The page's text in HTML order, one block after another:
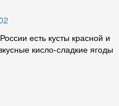
есть кусты красной и
кисло-сладкие ягоды